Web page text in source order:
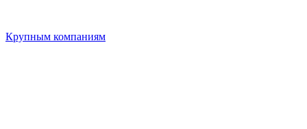
Крупным компаниям